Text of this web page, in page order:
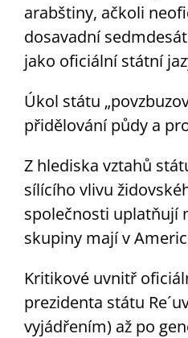
arabštiny, ačkoli
dosavadní
jako oficiální státní
Úkol státu
přidělování půdy a
Z hlediska vztahů
sílícího vlivu
společnosti uplatňují
skupiny mají v
Kritikové uvnitř
prezidenta státu
vyjádřením) až po